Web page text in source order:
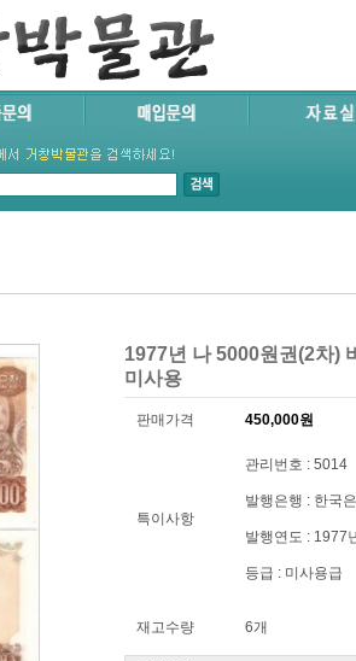
1977년 나 5000원권(2차)
미사용
판매가격 450,000원
특이사항
관리번호 : 5014
발행은행 : 한국
발행연도 : 1977
등급 : 미사용급
재고수량 6개